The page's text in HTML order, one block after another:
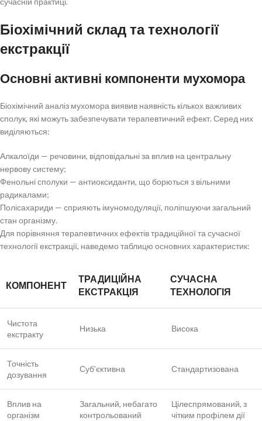
Біохімічний склад та технології
екстракції
Основні активні компоненти мухомора
Біохімічний аналіз мухомора виявив наявність кількох важливих
сполук, які можуть забезпечувати терапевтичний ефект. Серед них
виділяються:
Алкалоїди — речовини, відповідальні за вплив на центральну
нервову систему;
Фенольні сполуки — антиоксиданти, що борються з вільними
радикалами;
Полісахариди — сприяють імуномодуляції, поліпшуючи загальний
стан організму.
Для порівняння терапевтичних ефектів традиційної та сучасної
технології екстракції, наведемо таблицю основних характеристик:
КОМПОНЕНТ
ТРАДИЦІЙНА
ЕКСТРАКЦІЯ
СУЧАСНА
ТЕХНОЛОГІЯ
Чистота
екстракту
Низька Висока
Точність
дозування
Суб’єктивна Стандартизована
Вплив на
організм
Загальний, небагато
контрольований
Цілеспрямований, з
чітким профілем дії